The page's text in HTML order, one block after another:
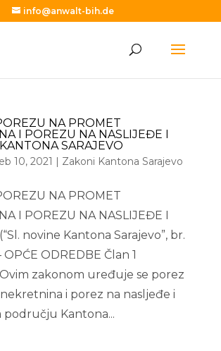
info@anwalt-bih.de
NA PROMET
I POREZU NA NASLIJEĐE I
SARAJEVO
10, 2021 | Zakoni Kantona Sarajevo
NA PROMET
I POREZU NA NASLIJEĐE I
novine Kantona Sarajevo”, br.
OPĆE ODREDBE Član 1
zakonom uređuje se porez
i porez na nasljeđe i
području Kantona...